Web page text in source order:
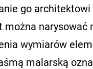
go architektowi
można narysować
wymiarów
malarską